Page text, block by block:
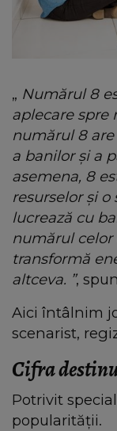
„ Numărul 8
aplecare spre
numărul 8
a banilor și a
asemena, 8
resurselor și
lucrează cu
numărul celor
transformă
altceva. ”,
Aici întâlnim
scenarist,
Cifra
Potrivit
popularității.